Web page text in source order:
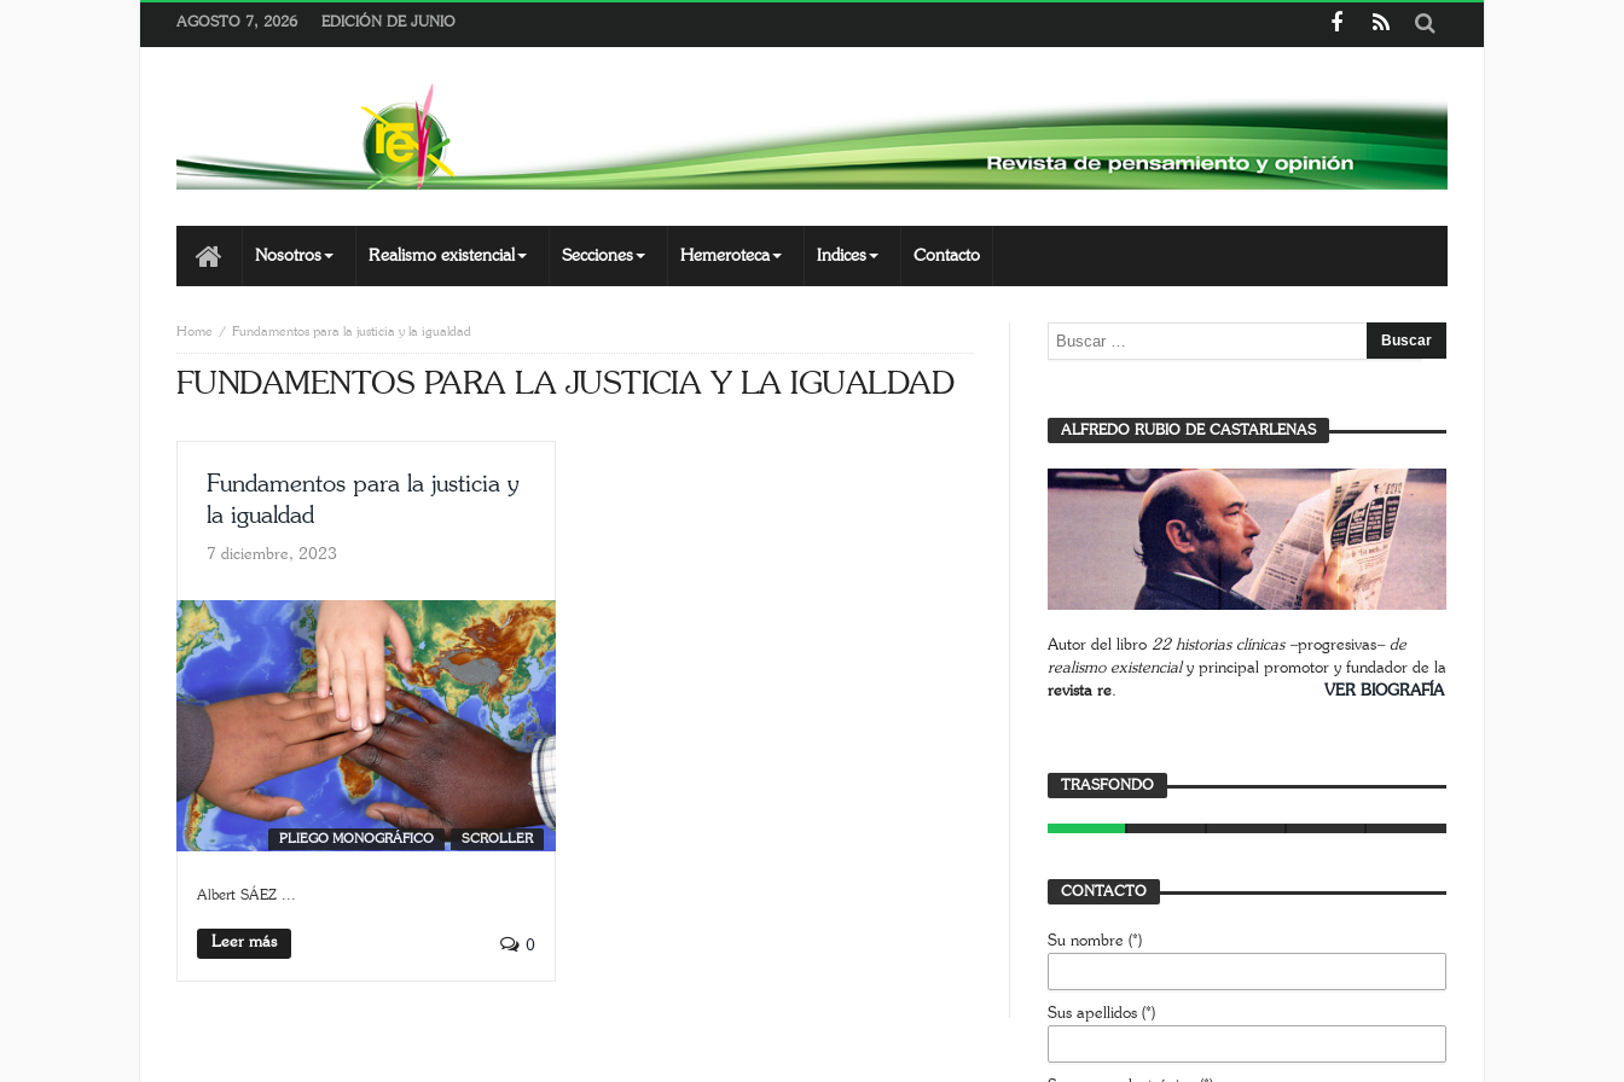
AGOSTO 7, 2026 EDICIÓN DE JUNIO
Nosotros Realismo existencial Secciones Hemeroteca Indices Contacto
Home Fundamentos para la justicia y la igualdad
FUNDAMENTOS PARA LA JUSTICIA Y LA IGUALDAD
Fundamentos para la justicia y
la igualdad
7 diciembre, 2023
PLIEGO MONOGRÁFICO SCROLLER
Albert SÁEZ ...
Leer más 0
ALFREDO RUBIO DE CASTARLENAS
Autor del libro 22 historias clínicas –progresivas– de
realismo existencialy principal promotor y fundador de la
revista re. VER BIOGRAFÍA
TRASFONDO
Trasfondo
JAVIER BUSTAMANTE 7 JULIO, 2026